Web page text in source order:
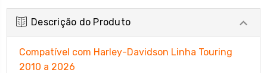
Descrição do Produto
Compatível com Harley-Davidson Linha Touring
2010 a 2026